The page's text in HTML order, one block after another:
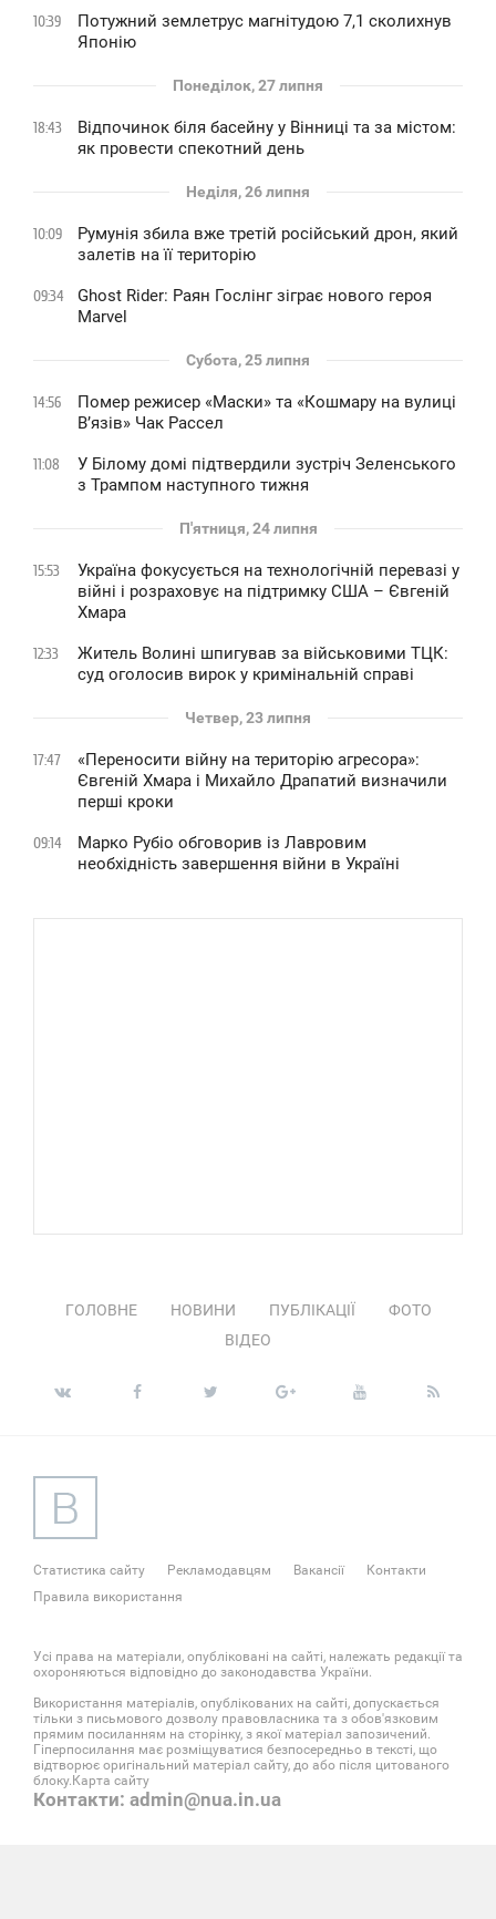
10:39
Потужний землетрус магнітудою 7,1 сколихнув
Японію
Понеділок, 27 липня
18:43
Відпочинок біля басейну у Вінниці та за містом:
як провести спекотний день
Неділя, 26 липня
10:09
Румунія збила вже третій російський дрон, який
залетів на її територію
09:34
Ghost Rider: Раян Гослінг зіграє нового героя
Marvel
Субота, 25 липня
14:56
Помер режисер «Маски» та «Кошмару на вулиці
В’язів» Чак Рассел
11:08
У Білому домі підтвердили зустріч Зеленського
з Трампом наступного тижня
П'ятниця, 24 липня
15:53
Україна фокусується на технологічній перевазі у
війні і розраховує на підтримку США – Євгеній
Хмара
12:33
Житель Волині шпигував за військовими ТЦК:
суд оголосив вирок у кримінальній справі
Четвер, 23 липня
17:47
«Переносити війну на територію агресора»:
Євгеній Хмара і Михайло Драпатий визначили
перші кроки
09:14
Марко Рубіо обговорив із Лавровим
необхідність завершення війни в Україні
ГОЛОВНЕ НОВИНИ ПУБЛІКАЦІЇ
ФОТО
ВІДЕО
Статистика сайту Рекламодавцям Вакансії
Контакти
Правила використання
Усі права на матеріали, опубліковані на сайті, належать редакції та
охороняються відповідно до законодавства України.
Використання матеріалів, опублікованих на сайті, допускається
тільки з письмового дозволу правовласника та з обов'язковим
прямим посиланням на сторінку, з якої матеріал запозичений.
Гіперпосилання має розміщуватися безпосередньо в тексті, що
відтворює оригінальний матеріал сайту, до або після цитованого
блоку. Карта сайту
Контакти: admin@nua.in.ua